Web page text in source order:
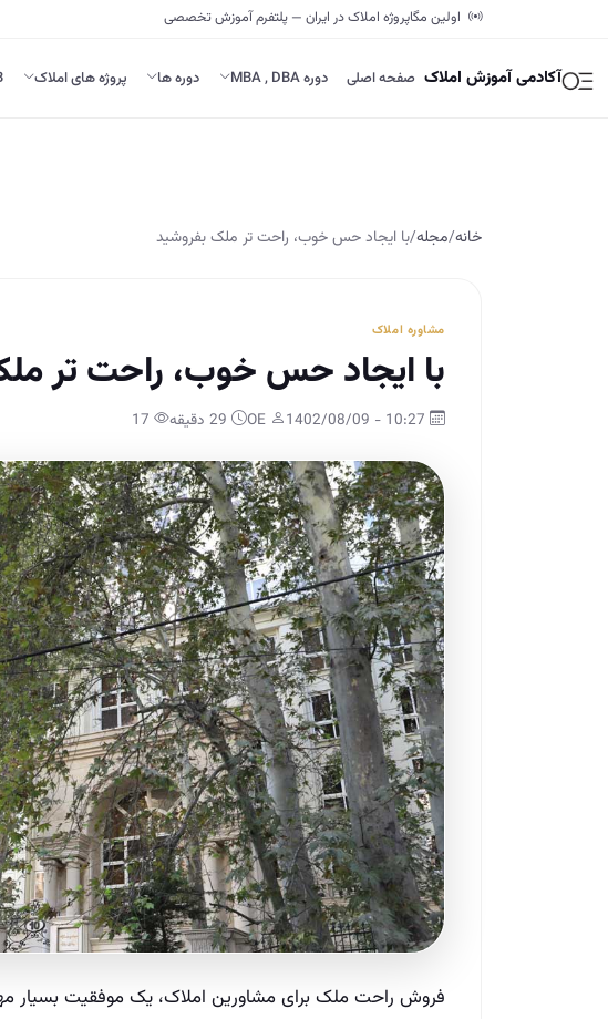
اولین مگاپروژه املاک در ایران — پلتفرم آموزش تخصصی
آکادمی آموزش املاک صفحه اصلی دوره MBA , DBA دوره ها پروژه های املاک
خانه/مجله/با ایجاد حس خوب، راحت تر ملک بفروشید
مشاوره املاک
با ایجاد حس خوب، راحت تر
فروش راحت ملک برای مشاورین املاک، یک موفقیت بسیار